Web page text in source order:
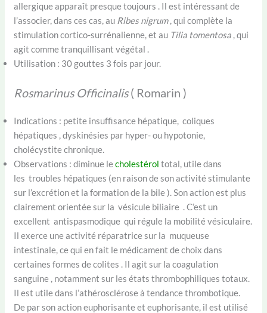
allergique apparaît presque toujours . Il est intéressant de
l’associer, dans ces cas, au Ribes nigrum, qui complète la
stimulation cortico-surrénalienne, et au Tilia tomentosa , qui
agit comme tranquillisant végétal .
Utilisation : 30 gouttes 3 fois par jour.
Rosmarinus Officinalis( Romarin )
Indications : petite insuffisance hépatique, coliques
hépatiques , dyskinésies par hyper- ou hypotonie,
cholécystite chronique.
Observations : diminue lecholestérol total, utile dans
les troubles hépatiques (en raison de son activité stimulante
sur l’excrétion et la formation de la bile ). Son action est plus
clairement orientée sur la vésicule biliaire . C’est un
excellent antispasmodique qui régule la mobilité vésiculaire.
Il exerce une activité réparatrice sur la muqueuse
intestinale, ce qui en fait le médicament de choix dans
certaines formes de colites . Il agit sur la coagulation
sanguine , notamment sur les états thrombophiliques totaux.
Il est utile dans l’athérosclérose à tendance thrombotique.
De par son action euphorisante et euphorisante, il est utilisé